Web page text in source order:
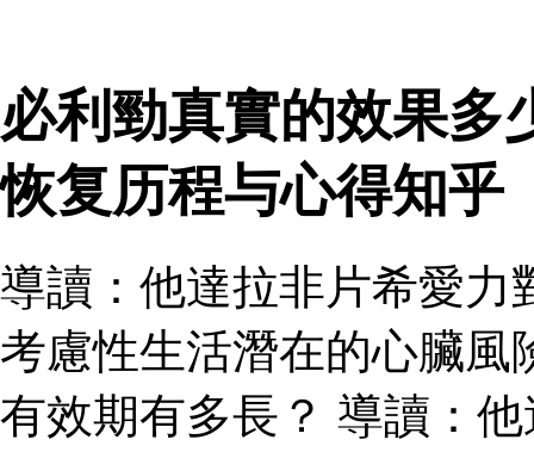
必利勁真實的效果多
恢复历程与心得知乎
導讀：他達拉非片希愛力
考慮性生活潛在的心臟風
有效期有多長？ 導讀：